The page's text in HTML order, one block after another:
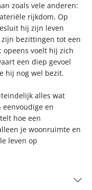
zoals vele anderen:
rijkdom. Op
hij zijn leven
bezittingen tot een
voelt hij zich
een diep gevoel
hij nog wel bezit.
alles wat
en
hoe een
je woonruimte en
leven op